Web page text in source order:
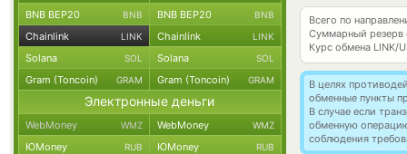
Всего по
Суммарный резерв
Курс обмена LINK/
В целях
обменные пункты
В случае если
обменную
соблюдения
BNB BEP20 BNB BNB BEP20 BNB
Chainlink LINK Chainlink LINK
Solana SOL Solana SOL
Gram (Toncoin) GRAM Gram (Toncoin) GRAM
Электронные деньги
WebMoney WMZ WebMoney WMZ
ЮMoney RUB ЮMoney RUB